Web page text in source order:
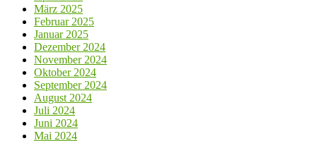
März 2025
Februar 2025
Januar 2025
Dezember 2024
November 2024
Oktober 2024
September 2024
August 2024
Juli 2024
Juni 2024
Mai 2024